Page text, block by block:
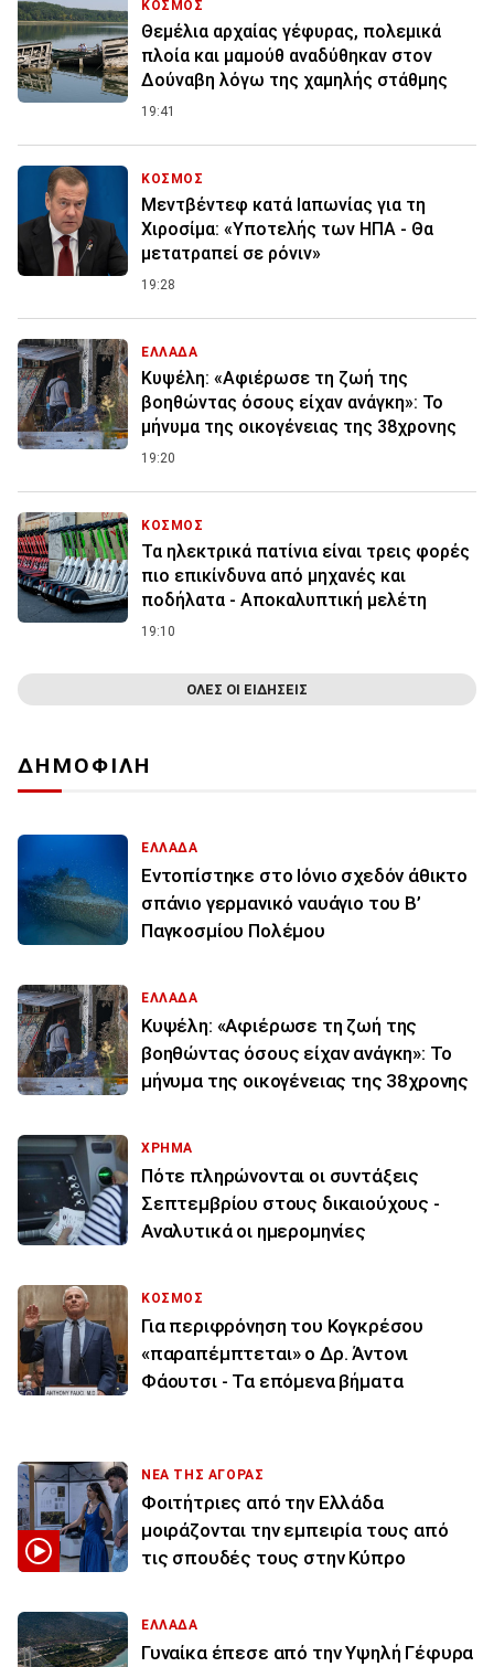
ΚΟΣΜΟΣ
Θεμέλια αρχαίας γέφυρας, πολεμικά
πλοία και μαμούθ αναδύθηκαν στον
Δούναβη λόγω της χαμηλής στάθμης
19:41
ΚΟΣΜΟΣ
Μεντβέντεφ κατά Ιαπωνίας για τη
Χιροσίμα: «Υποτελής των ΗΠΑ - Θα
μετατραπεί σε ρόνιν»
19:28
ΕΛΛΑΔΑ
Κυψέλη: «Αφιέρωσε τη ζωή της
βοηθώντας όσους είχαν ανάγκη»: Το
μήνυμα της οικογένειας της 38χρονης
19:20
ΚΟΣΜΟΣ
Τα ηλεκτρικά πατίνια είναι τρεις φορές
πιο επικίνδυνα από μηχανές και
ποδήλατα - Αποκαλυπτική μελέτη
19:10
ΟΛΕΣ ΟΙ ΕΙΔΗΣΕΙΣ
ΔΗΜΟΦΙΛΗ
ΕΛΛΑΔΑ
Εντοπίστηκε στο Ιόνιο σχεδόν άθικτο
σπάνιο γερμανικό ναυάγιο του Β’
Παγκοσμίου Πολέμου
ΕΛΛΑΔΑ
Κυψέλη: «Αφιέρωσε τη ζωή της
βοηθώντας όσους είχαν ανάγκη»: Το
μήνυμα της οικογένειας της 38χρονης
ΧΡΗΜΑ
Πότε πληρώνονται οι συντάξεις
Σεπτεμβρίου στους δικαιούχους -
Αναλυτικά οι ημερομηνίες
ΚΟΣΜΟΣ
Για περιφρόνηση του Κογκρέσου
«παραπέμπτεται» ο Δρ. Άντονι
Φάουτσι - Τα επόμενα βήματα
ΝΕΑ ΤΗΣ ΑΓΟΡΑΣ
Φοιτήτριες από την Ελλάδα
μοιράζονται την εμπειρία τους από
τις σπουδές τους στην Κύπρο
ΕΛΛΑΔΑ
Γυναίκα έπεσε από την Υψηλή Γέφυρα